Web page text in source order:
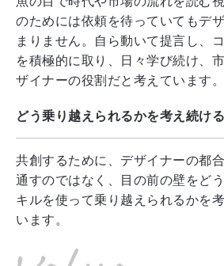
のためには依頼を待っていてもデ
まりません。自ら動いて提言し、
を積極的に取り、日々学び続け、
ザイナーの役割だと考えています。
どう乗り越えられるかを考え続け
共創するために、デザイナーの都
通すのではなく、目の前の壁をど
キルを使って乗り越えられるかを
います。